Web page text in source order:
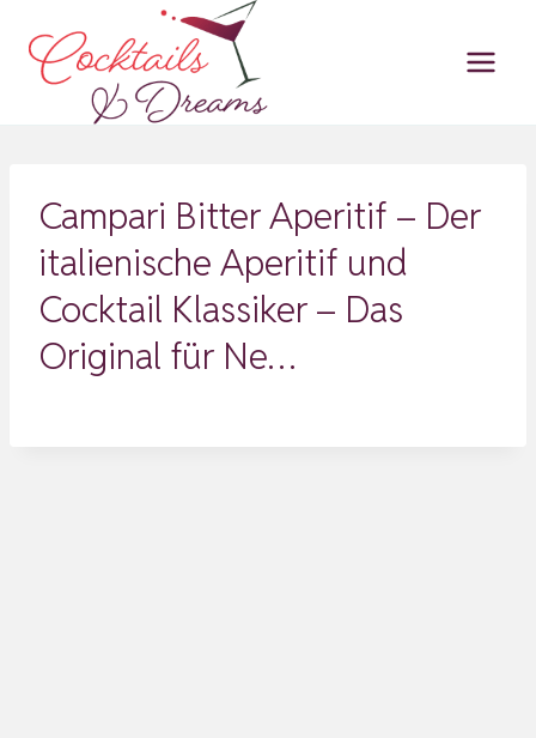
Inhalt
springen
Campari Bitter Aperitif – Der
italienische Aperitif und
Cocktail Klassiker – Das
Original für Ne…